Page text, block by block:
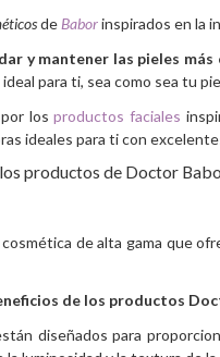
de Baborinspirados en la
y mantener las pieles más
para ti, sea como sea tu
por losproductos faciales
ideales para ti con
productos de Doctor
de alta gama que
de los productos
diseñados para